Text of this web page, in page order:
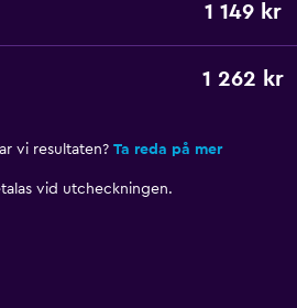
1 149 kr
1 262 kr
vi resultaten? Ta reda på mer
vid utcheckningen.